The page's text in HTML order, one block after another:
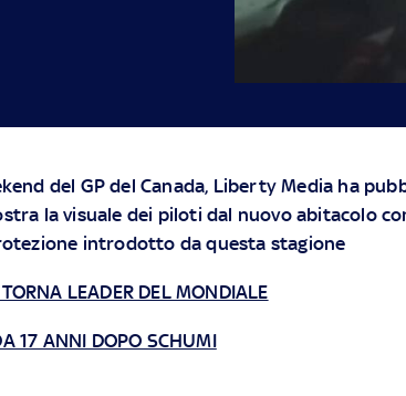
del GP del Canada, Liberty Media ha
la visuale dei piloti dal nuovo abitacolo
introdotto da questa stagione
LEADER DEL MONDIALE
17 ANNI DOPO SCHUMI